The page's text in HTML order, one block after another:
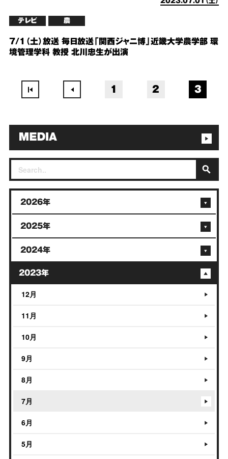
テレビ 農
7/1（土）放送 毎日放送「関西ジャニ博」近畿大学農学部 環
境管理学科 教授 北川忠生が出演
1 2 3
2026年
2025年
2024年
2023年
12月
11月
10月
9月
8月
7月
6月
5月